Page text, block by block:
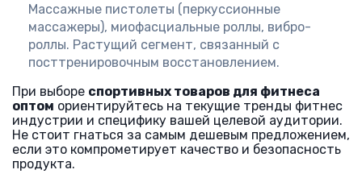
Массажные пистолеты (перкуссионные
массажеры), миофасциальные роллы, вибро-
роллы. Растущий сегмент, связанный с
посттренировочным восстановлением.
При выборе спортивных товаров для фитнеса
оптом ориентируйтесь на текущие тренды фитнес
индустрии и специфику вашей целевой аудитории.
Не стоит гнаться за самым дешевым предложением,
если это компрометирует качество и безопасность
продукта.